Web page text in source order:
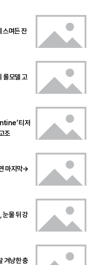
스며든 잔
롤모델 고
티저
조
마지막→
눈물 뒤 강
겨냥한 충